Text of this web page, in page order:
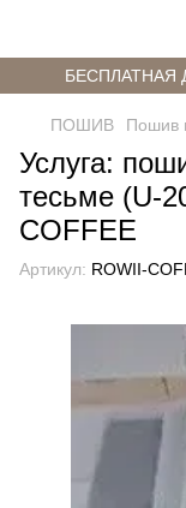
БЕСПЛАТНАЯ
ПОШИВ Пошив
Услуга:
тесьме (U-
COFFEE
Артикул: ROWII-